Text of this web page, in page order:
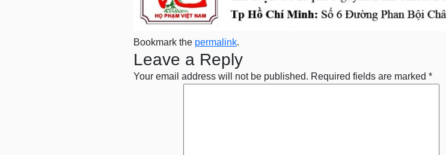
Bookmark the permalink.
Leave a Reply
Your email address will not be published. Required fields are marked *